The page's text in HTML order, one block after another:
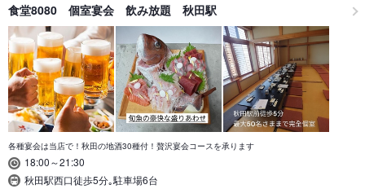
食堂8080 個室宴会 飲み放題 秋田駅
各種宴会は当店で！秋田の地酒30種付！贅沢宴会コースを承ります
18:00～21:30
秋田駅西口徒歩5分｡駐車場6台